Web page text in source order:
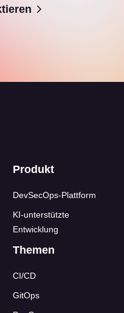
Produkt
DevSecOps-Plattform
KI-unterstützte
Entwicklung
Themen
CI/CD
GitOps